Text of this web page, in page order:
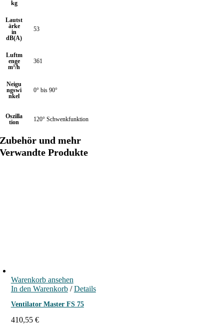
kg
Lautst
ärke
in
dB(A)
53
Luftm
enge
m³/h
361
Neigu
ngswi
nkel
0° bis 90°
Oszilla
tion
120° Schwenkfunktion
Zubehör und mehr
Verwandte Produkte
Warenkorb ansehen
In den Warenkorb / Details
Ventilator Master FS 75
410,55 €